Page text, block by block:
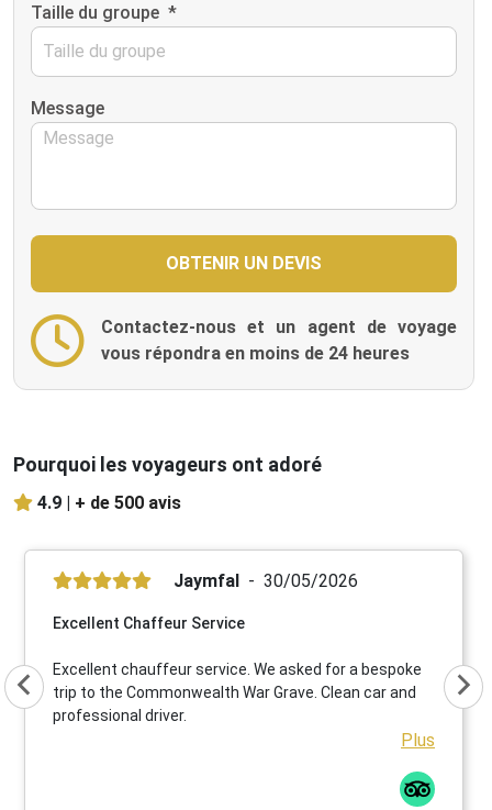
Taille du groupe *
Message
Contactez-nous et un agent de voyage
vous répondra en moins de 24 heures
Pourquoi les voyageurs ont adoré
4.9 | + de 500 avis
Jaymfal 30/05/2026
Excellent Chaffeur Service
Excellent chauffeur service. We asked for a bespoke
trip to the Commonwealth War Grave. Clean car and
professional driver.
Plus